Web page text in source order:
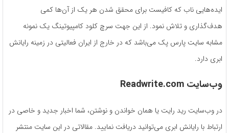
ایده‌هایی ناب که کافیست برای محقق شدن هر یک از آن‌ها کمی
هدف‌گذاری و تلاش نمود. از این جهت سرچ کلود کامپیوتینگ یک نمونه
مشابه سایت پارس پک می‌باشد که در خارج از ایران فعالیتی در زمینه رایانش
ابری دارد.
وب‌سایت Readwrite.com
در وب‌سایت رید رایت یا همان خواندن و نوشتن، شما اخبار جدید و خاصی در
ارتباط با رایانش ابری می‌توانید دریافت نمایید. مقالاتی در این سایت منتشر